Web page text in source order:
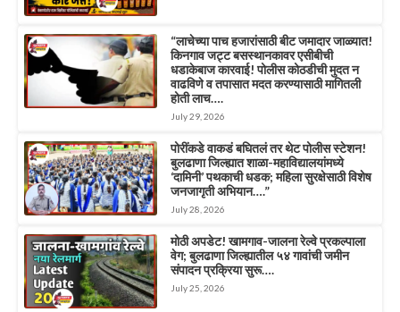
“लाचेच्या पाच हजारांसाठी बीट जमादार जाळ्यात!
किनगाव जट्ट बसस्थानकावर एसीबीची
धडाकेबाज कारवाई! पोलीस कोठडीची मुदत न
वाढविणे व तपासात मदत करण्यासाठी मागितली
होती लाच….
July 29, 2026
पोरींकडे वाकडं बघितलं तर थेट पोलीस स्टेशन!
बुलढाणा जिल्ह्यात शाळा-महाविद्यालयांमध्ये
‘दामिनी’ पथकाची धडक; महिला सुरक्षेसाठी विशेष
जनजागृती अभियान….”
July 28, 2026
मोठी अपडेट! खामगाव-जालना रेल्वे प्रकल्पाला
वेग; बुलढाणा जिल्ह्यातील ५४ गावांची जमीन
संपादन प्रक्रिया सुरू….
July 25, 2026